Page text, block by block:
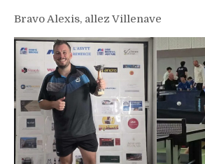
Bravo Alexis, allez Villenave